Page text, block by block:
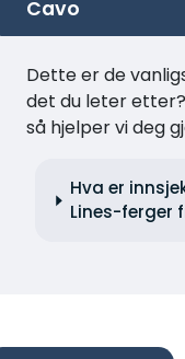
Cavo
Dette er de
det du leter
så hjelper vi deg
Hva er
Lines-ferger